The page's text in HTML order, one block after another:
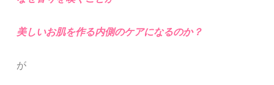
美しいお肌を作る内側のケアになるのか？
が